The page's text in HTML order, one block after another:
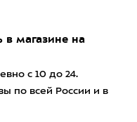
в магазине на
с 10 до 24.
по всей России и в